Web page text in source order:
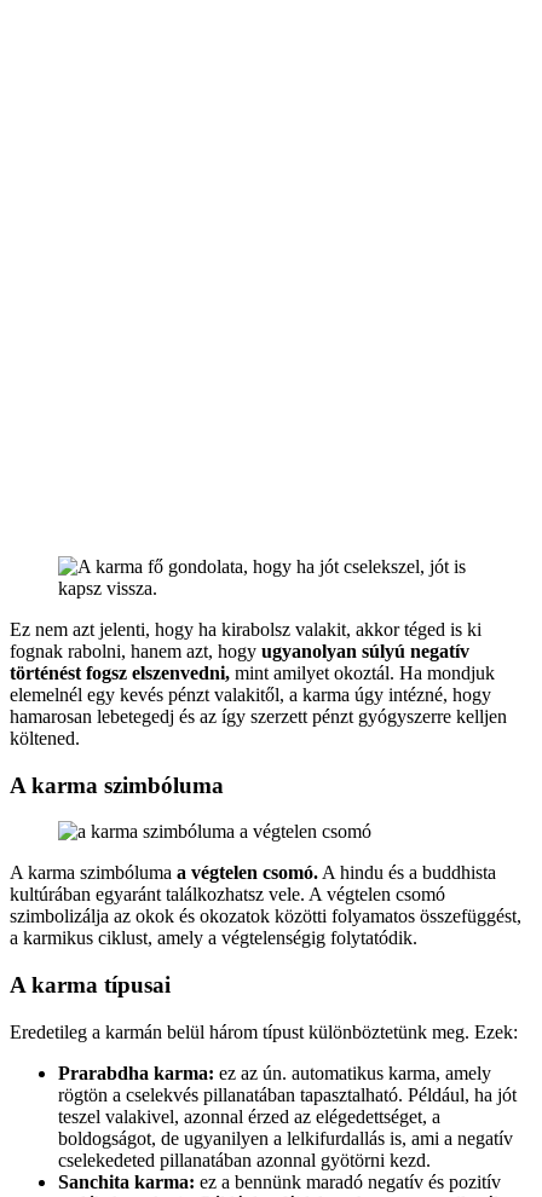
Ez nem azt jelenti, hogy ha kirabolsz valakit, akkor téged is ki
fognak rabolni, hanem azt, hogy ugyanolyan súlyú negatív
történést fogsz elszenvedni, mint amilyet okoztál. Ha mondjuk
elemelnél egy kevés pénzt valakitől, a karma úgy intézné, hogy
hamarosan lebetegedj és az így szerzett pénzt gyógyszerre kelljen
költened.
A karma szimbóluma
A karma szimbóluma a végtelen csomó. A hindu és a buddhista
kultúrában egyaránt találkozhatsz vele. A végtelen csomó
szimbolizálja az okok és okozatok közötti folyamatos összefüggést,
a karmikus ciklust, amely a végtelenségig folytatódik.
A karma típusai
Eredetileg a karmán belül három típust különböztetünk meg. Ezek:
Prarabdha karma: ez az ún. automatikus karma, amely
rögtön a cselekvés pillanatában tapasztalható. Például, ha jót
teszel valakivel, azonnal érzed az elégedettséget, a
boldogságot, de ugyanilyen a lelkifurdallás is, ami a negatív
cselekedeted pillanatában azonnal gyötörni kezd.
Sanchita karma: ez a bennünk maradó negatív és pozitív